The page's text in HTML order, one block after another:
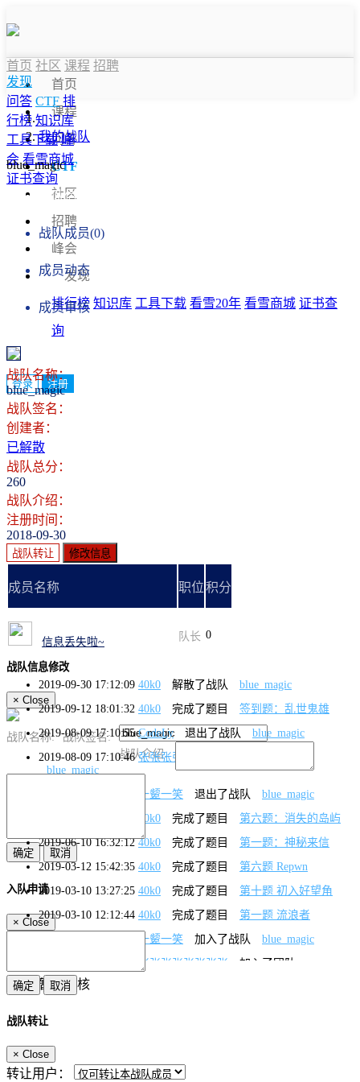
首页
课程
问答
CTF
社区
招聘
峰会
发现
排行榜 知识库 工具下载 看雪20年 看雪商城 证书查
询
登录 注册
首页 社区 课程 招聘
发现
问答 CTF 排
行榜 知识库
工具下载 峰
会 看雪商城
证书查询
我的战队
blue_magic
战队信息
战队成员(0)
成员动态
成员审核
战队名称：
blue_magic
战队签名：
创建者：
已解散
战队总分：
260
战队介绍：
注册时间：
2018-09-30
战队转让 修改信息
成员名称 职位积分
信息丢失啦~ 队长 0
2019-09-30 17:12:09 40k0 解散了战队
blue_magic
2019-09-12 18:01:32 40k0 完成了题目
签到题：乱世鬼雄
2019-08-09 17:10:55 CodeLy 退出了战队
blue_magic
2019-08-09 17:10:46 张张张张张张张张
blue_magic
一颦一笑 退出了战队
blue_magic
40k0 完成了题目
第六题：消失的岛屿
2019-06-10 16:32:12 40k0 完成了题目
第一题：神秘来信
2019-03-12 15:42:35 40k0 完成了题目
第六题 Repwn
2019-03-10 13:27:25 40k0 完成了题目
第十题 初入好望角
2019-03-10 12:12:44 40k0 完成了题目
第一题 流浪者
一颦一笑 加入了战队
blue_magic
张张张张张张张张
加入了团队
blue_magic
2019-02-26 12:51:44
2018-12-04 18:12:01 40k0 报名了活动
队赛
暂无审核
战队信息修改
× Close
战队名称:
战队签名:
战队介绍:
入队申请
× Close
战队转让
× Close
转让用户：